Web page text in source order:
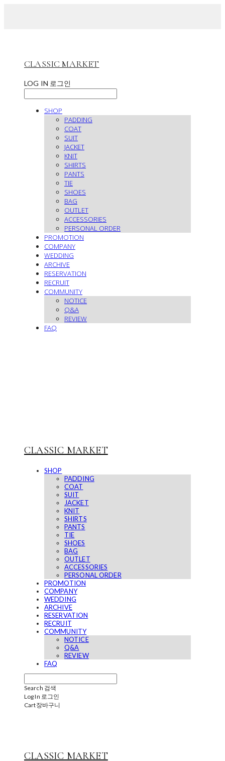
CLASSIC MARKET
LOG IN 로그인
SHOP
PADDING
COAT
SUIT
JACKET
KNIT
SHIRTS
PANTS
TIE
SHOES
BAG
OUTLET
ACCESSORIES
PERSONAL ORDER
PROMOTION
COMPANY
WEDDING
ARCHIVE
RESERVATION
RECRUIT
COMMUNITY
NOTICE
Q&A
REVIEW
FAQ
CLASSIC MARKET
SHOP
PADDING
COAT
SUIT
JACKET
KNIT
SHIRTS
PANTS
TIE
SHOES
BAG
OUTLET
ACCESSORIES
PERSONAL ORDER
PROMOTION
COMPANY
WEDDING
ARCHIVE
RESERVATION
RECRUIT
COMMUNITY
NOTICE
Q&A
REVIEW
FAQ
Search 검색
Log In 로그인
Cart장바구니
CLASSIC MARKET